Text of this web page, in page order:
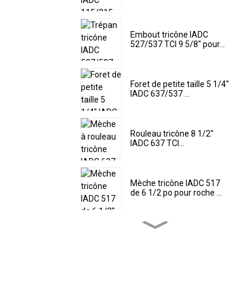
Embout tricône IADC
527/537 TCI 9 5/8" pour...
Foret de petite taille 5 1/4"
IADC 637/537 ...
Rouleau tricône 8 1/2"
IADC 637 TCI...
Mèche tricône IADC 517
de 6 1/2 po pour roche ...